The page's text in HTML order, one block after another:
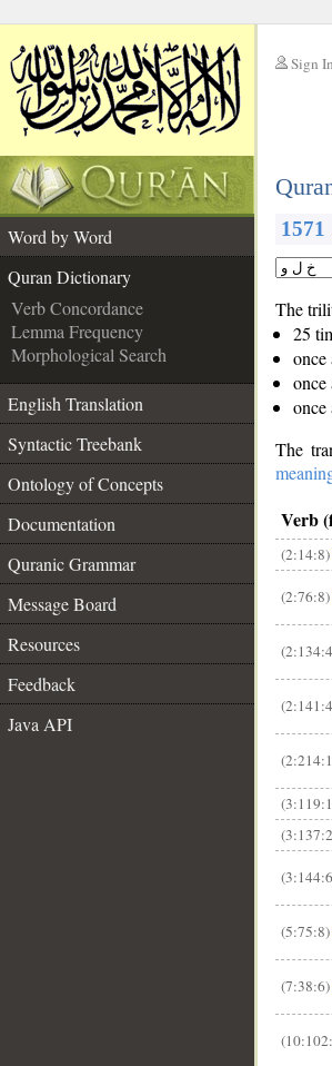
Sign In
Word by Word
Quran Dictionary
Verb Concordance
Lemma Frequency
Morphological Search
English Translation
Syntactic Treebank
Ontology of Concepts
Documentation
Quranic Grammar
Message Board
Resources
Feedback
Java API
1571
The
25
once
once
once
The
Verb
(2:14:8)
(2:76:8)
(5:75:8)
(7:38:6)